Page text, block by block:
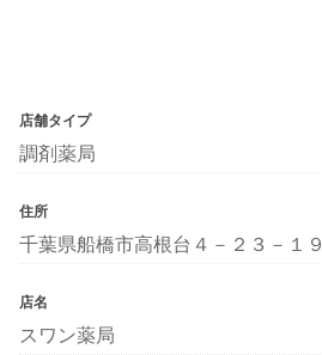
店舗タイプ
調剤薬局
住所
千葉県船橋市高根台４－２３－１９
店名
スワン薬局